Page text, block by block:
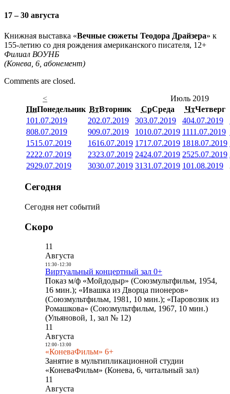
17 – 30 августа
Книжная выставка «Вечные сюжеты Теодора Драйзера» к
155-летию со дня рождения американского писателя, 12+
Филиал ВОУНБ
(Конева, 6, абонемент)
Comments are closed.
<
Июль 2019
ПнПонедельник ВтВторник СрСреда ЧтЧетверг
101.07.2019 202.07.2019 303.07.2019 404.07.2019
808.07.2019 909.07.2019 1010.07.2019 1111.07.2019
1515.07.2019 1616.07.2019 1717.07.2019 1818.07.2019
2222.07.2019 2323.07.2019 2424.07.2019 2525.07.2019
2929.07.2019 3030.07.2019 3131.07.2019 101.08.2019
Сегодня
Сегодня нет событий
Скоро
11
Августа
11:30- 12:30
Виртуальный концертный зал 0+
Показ м/ф «Мойдодыр» (Союзмультфильм, 1954,
16 мин.); «Ивашка из Дворца пионеров»
(Союзмультфильм, 1981, 10 мин.); «Паровозик из
Ромашкова» (Союзмультфильм, 1967, 10 мин.)
(Ульяновой, 1, зал № 12)
11
Августа
12:00- 13:00
«КоневаФильм» 6+
Занятие в мультипликационной студии
«КоневаФильм» (Конева, 6, читальный зал)
11
Августа